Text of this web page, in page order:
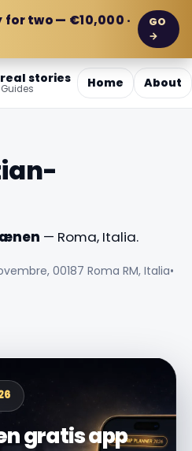
two — €10,000 ·
GO
→
stories Home About
— Roma, Italia.
00187 Roma RM, Italia•
gratis app